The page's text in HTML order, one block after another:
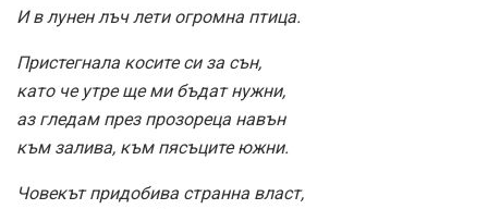
И в лунен лъч лети огромна птица.
Пристегнала косите си за сън,
като че утре ще ми бъдат нужни,
аз гледам през прозореца навън
към залива, към пясъците южни.
Човекът придобива странна власт,